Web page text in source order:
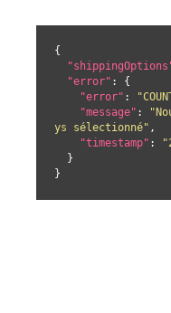
{
"error" : {
"error" :
"message" :
ys sélectionné" ,
"timestamp" :
}